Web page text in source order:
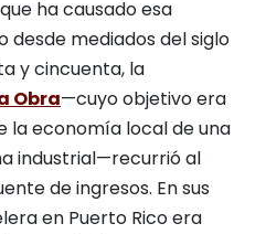
ha causado esa
desde mediados del siglo
y cincuenta, la
Obra—cuyo objetivo era
la economía local de una
industrial—recurrió al
de ingresos. En sus
en Puerto Rico era